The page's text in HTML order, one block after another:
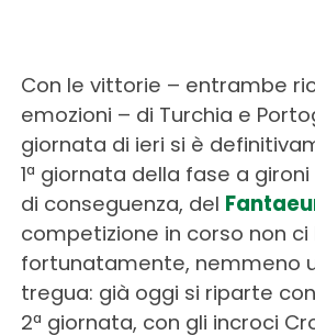
Con le vittorie – entrambe
emozioni – di Turchia e
giornata di ieri si è
1ª giornata della fase a gironi
di conseguenza, del
competizione in corso non ci
fortunatamente, nemmeno
tregua: già oggi si riparte
2ª giornata, con gli incroci